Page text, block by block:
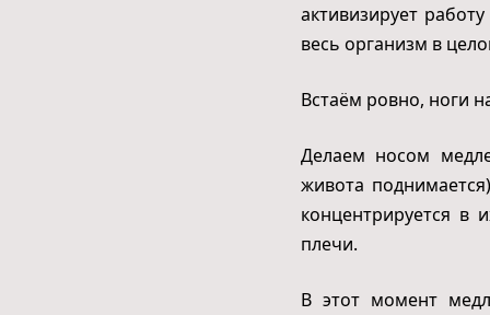
активизирует
весь организм в
Встаём ровно, ноги
Делаем носом
живота
концентрируется в
плечи.
В этот момент